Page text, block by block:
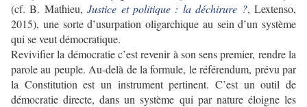
(cf. B. Mathieu,Justice et politique : la déchirure ?, Lextenso,
2015), une sorte d’usurpation oligarchique au sein d’un système
qui se veut démocratique.
Revivifier la démocratie c’est revenir à son sens premier, rendre la
parole au peuple. Au-delà de la formule, le référendum, prévu par
la Constitution est un instrument pertinent. C’est un outil de
démocratie directe, dans un système qui par nature éloigne les